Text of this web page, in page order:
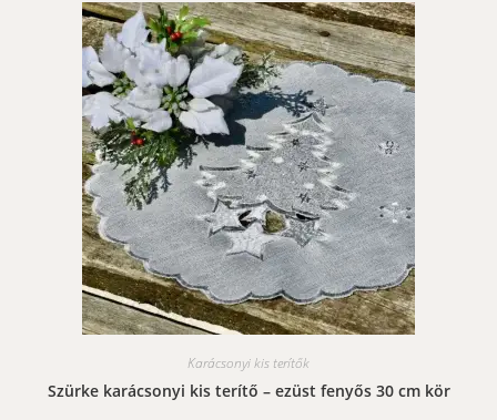
Karácsonyi kis terítők
Szürke karácsonyi kis terítő – ezüst fenyős 30 cm kör